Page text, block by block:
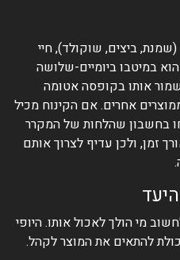
ביצים, שוקולד), חיי
במיטבו ביומיים-שלושה
אותו בקופסה אטומה
אחרים. אם הקינוח מכיל
בחשבון שהלחות של המקרר
זמן, ולכן עדיף לצרוך אותם
מי הולך לאכול אותו. היופי
להתאים את המוצר לקהל.